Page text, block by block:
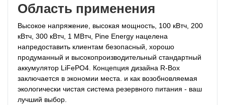
Область применения
Высокое напряжение, высокая мощность, 100 кВтч, 200
кВтч, 300 кВтч, 1 МВтч, Pine Energy нацелена
напредоставить клиентам безопасный, хорошо
продуманный и высокопроизводительный стандартный
аккумулятор LiFePO4. Концепция дизайна R-Box
заключается в экономии места. и как возобновляемая
экологически чистая система резервного питания - ваш
лучший выбор.